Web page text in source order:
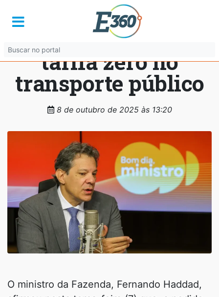
Haddad: estudo do
governo avalia
tarifa zero no
transporte público
8 de outubro de 2025 às 13:20
O ministro da Fazenda, Fernando Haddad,